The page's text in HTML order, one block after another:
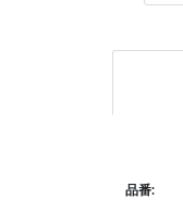
品番: